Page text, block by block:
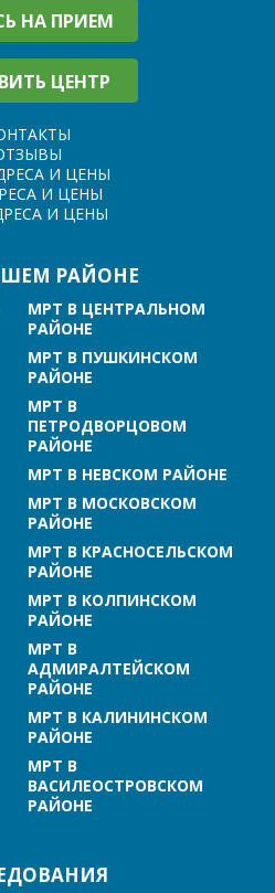
НА ПРИЕМ
ЦЕНТР
И ЦЕНЫ
И ЦЕНЫ
И ЦЕНЫ
РАЙОНЕ
МРТ В ЦЕНТРАЛЬНОМ
РАЙОНЕ
МРТ В ПУШКИНСКОМ
РАЙОНЕ
МРТ В
ПЕТРОДВОРЦОВОМ
РАЙОНЕ
МРТ В НЕВСКОМ РАЙОНЕ
МРТ В МОСКОВСКОМ
РАЙОНЕ
МРТ В КРАСНОСЕЛЬСКОМ
РАЙОНЕ
МРТ В КОЛПИНСКОМ
РАЙОНЕ
МРТ В
АДМИРАЛТЕЙСКОМ
РАЙОНЕ
МРТ В КАЛИНИНСКОМ
РАЙОНЕ
МРТ В
ВАСИЛЕОСТРОВСКОМ
РАЙОНЕ